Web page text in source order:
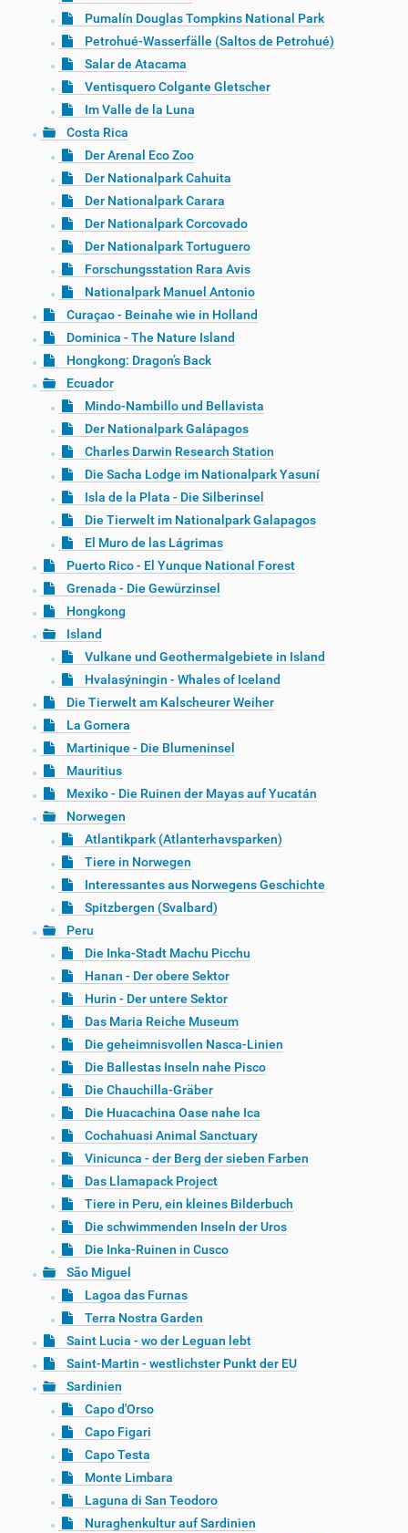
Pumalín Douglas Tompkins National Park
Petrohué-Wasserfälle (Saltos de Petrohué)
Salar de Atacama
Ventisquero Colgante Gletscher
Im Valle de la Luna
Costa Rica
Der Arenal Eco Zoo
Der Nationalpark Cahuita
Der Nationalpark Carara
Der Nationalpark Corcovado
Der Nationalpark Tortuguero
Forschungsstation Rara Avis
Nationalpark Manuel Antonio
Curaçao - Beinahe wie in Holland
Dominica - The Nature Island
Hongkong: Dragon’s Back
Ecuador
Mindo-Nambillo und Bellavista
Der Nationalpark Galápagos
Charles Darwin Research Station
Die Sacha Lodge im Nationalpark Yasuní
Isla de la Plata - Die Silberinsel
Die Tierwelt im Nationalpark Galapagos
El Muro de las Lágrimas
Puerto Rico - El Yunque National Forest
Grenada - Die Gewürzinsel
Hongkong
Island
Vulkane und Geothermalgebiete in Island
Hvalasýningin - Whales of Iceland
Die Tierwelt am Kalscheurer Weiher
La Gomera
Martinique - Die Blumeninsel
Mauritius
Mexiko - Die Ruinen der Mayas auf Yucatán
Norwegen
Atlantikpark (Atlanterhavsparken)
Tiere in Norwegen
Interessantes aus Norwegens Geschichte
Spitzbergen (Svalbard)
Peru
Die Inka-Stadt Machu Picchu
Hanan - Der obere Sektor
Hurin - Der untere Sektor
Das Maria Reiche Museum
Die geheimnisvollen Nasca-Linien
Die Ballestas Inseln nahe Pisco
Die Chauchilla-Gräber
Die Huacachina Oase nahe Ica
Cochahuasi Animal Sanctuary
Vinicunca - der Berg der sieben Farben
Das Llamapack Project
Tiere in Peru, ein kleines Bilderbuch
Die schwimmenden Inseln der Uros
Die Inka-Ruinen in Cusco
São Miguel
Lagoa das Furnas
Terra Nostra Garden
Saint Lucia - wo der Leguan lebt
Saint-Martin - westlichster Punkt der EU
Sardinien
Capo d'Orso
Capo Figari
Capo Testa
Monte Limbara
Laguna di San Teodoro
Nuraghenkultur auf Sardinien